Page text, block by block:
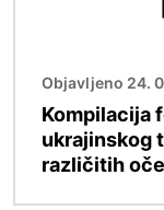
Objavljeno 24.
Kompilacija
ukrajinskog
različitih